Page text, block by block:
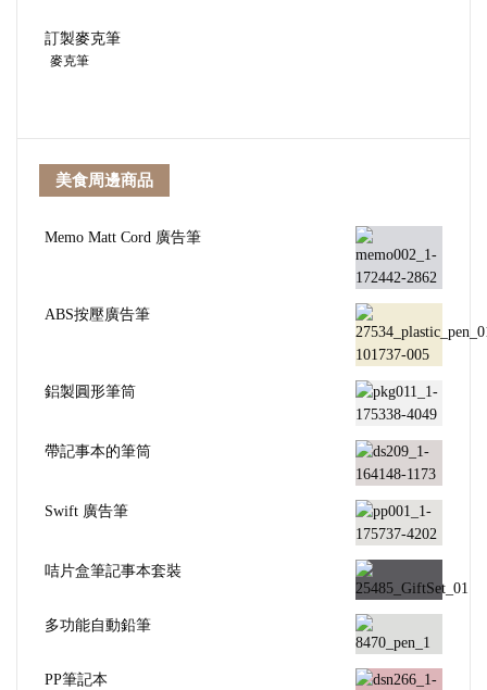
訂製麥克筆
麥克筆
美食周邊商品
Memo Matt Cord 廣告筆
ABS按壓廣告筆
鋁製圓形筆筒
帶記事本的筆筒
Swift 廣告筆
咭片盒筆記事本套裝
多功能自動鉛筆
PP筆記本